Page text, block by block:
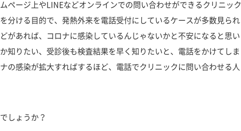
ページ上やLINEなどオンラインでの問い合わせができるクリニック
分ける目的で、発熱外来を電話受付にしているケースが多数見られ
があれば、コロナに感染しているんじゃないかと不安になると思い
知りたい、受診後も検査結果を早く知りたいと、電話をかけてしま
の感染が拡大すればするほど、電話でクリニックに問い合わせる人
しょうか？